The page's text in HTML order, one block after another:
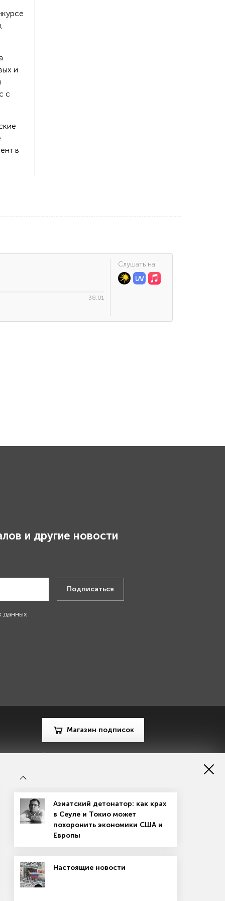
и
с
в
38:01
Cлушать на:
и другие новости
Подписаться
данных
Магазин подписок
Рекламодателям
в сфере массовых коммуникаций, связи и охраны
Азиатский детонатор: как крах
в Сеуле и Токио может
похоронить экономики США и
Европы
Настоящие новости